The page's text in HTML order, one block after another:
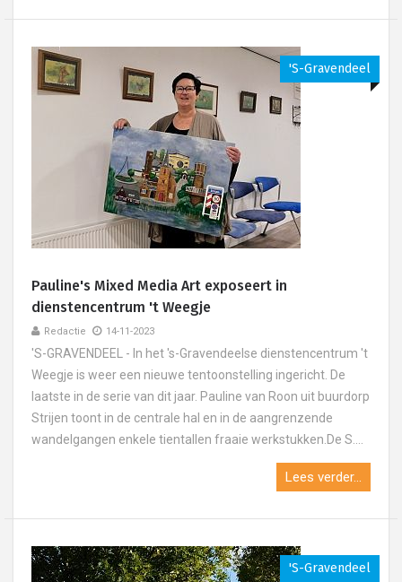
's-Gravendeel
Pauline's Mixed Media Art exposeert in
dienstencentrum 't Weegje
Redactie 14-11-2023
'S-GRAVENDEEL - In het 's-Gravendeelse dienstencentrum 't
Weegje is weer een nieuwe tentoonstelling ingericht. De
laatste in de serie van dit jaar. Pauline van Roon uit buurdorp
Strijen toont in de centrale hal en in de aangrenzende
wandelgangen enkele tientallen fraaie werkstukken.De S....
Lees verder...
's-Gravendeel